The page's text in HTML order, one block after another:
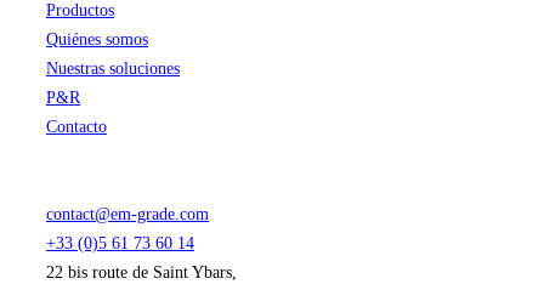
Productos
Quiénes somos
Nuestras soluciones
P&R
Contacto
contact@em-grade.com
+33 (0)5 61 73 60 14
22 bis route de Saint Ybars,